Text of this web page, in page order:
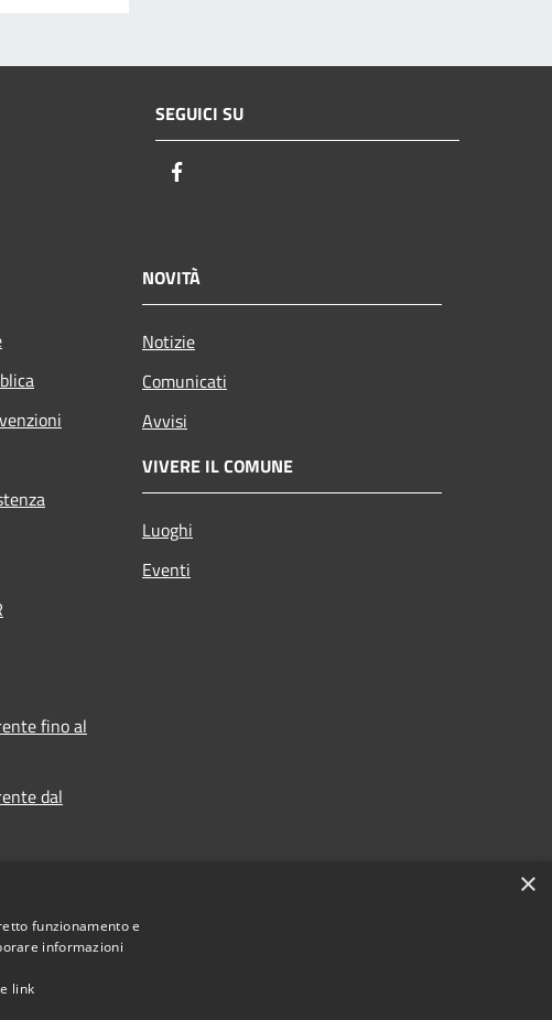
SEGUICI SU
NOVITÀ
Notizie
Comunicati
Avvisi
VIVERE IL COMUNE
Luoghi
Eventi
fino al
dal
×
funzionamento e
informazioni
link